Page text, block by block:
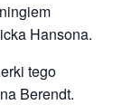
Hansona.
tego
Berendt.